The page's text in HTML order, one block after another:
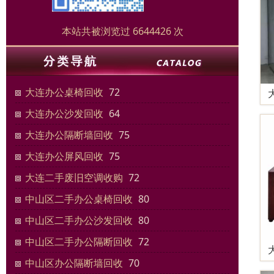
本站共被浏览过 6644426 次
大连办公桌椅回收 72
大连办公沙发回收 64
大连办公隔断墙回收 75
大连办公屏风回收 75
大连二手废旧空调收购 72
中山区二手办公桌椅回收 80
中山区二手办公沙发回收 80
中山区二手办公隔断回收 72
中山区办公隔断墙回收 70